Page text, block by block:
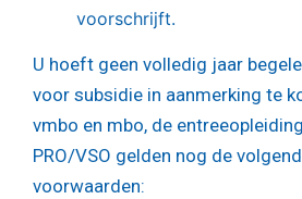
voorschrijft.
U hoeft geen volledig jaar
voor subsidie in aanmerking te
vmbo en mbo, de
PRO/VSO gelden nog de
voorwaarden: